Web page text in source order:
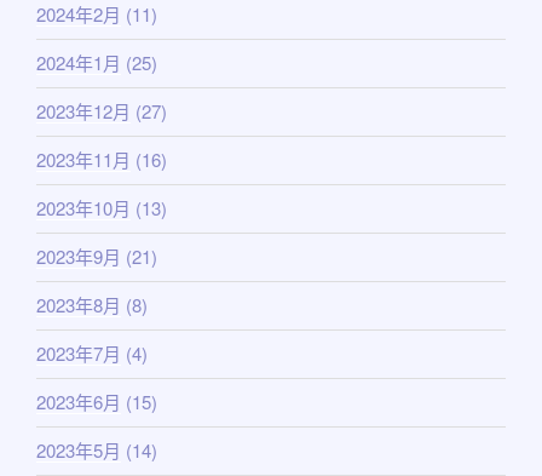
2024年2月 (11)
2024年1月 (25)
2023年12月 (27)
2023年11月 (16)
2023年10月 (13)
2023年9月 (21)
2023年8月 (8)
2023年7月 (4)
2023年6月 (15)
2023年5月 (14)